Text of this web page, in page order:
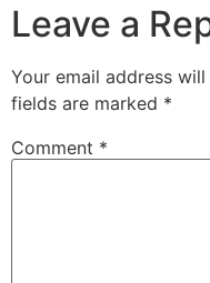
Leave a
Your email address
fields are marked *
Comment *